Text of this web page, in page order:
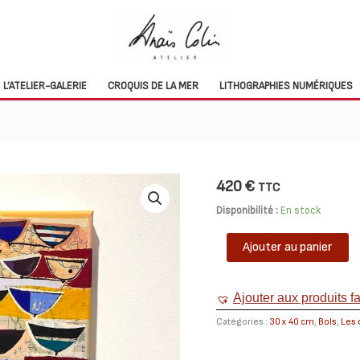
L’ATELIER-GALERIE CROQUIS DE LA MER LITHOGRAPHIES NUMÉRIQUES
420€ TTC
Disponibilité : En stock
quantité
30x40
Ajouter au panier
Ajouter aux produits
Catégories : 30 x 40 cm, Bols, Les